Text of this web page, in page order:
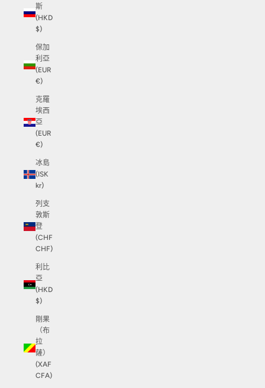
斯
(HKD
$)
保加
利亞
(EUR
€)
克羅
埃西
亞
(EUR
€)
冰島
(ISK
kr)
列支
敦斯
登
(CHF
CHF)
利比
亞
(HKD
$)
剛果
（布
拉
薩）
(XAF
CFA)